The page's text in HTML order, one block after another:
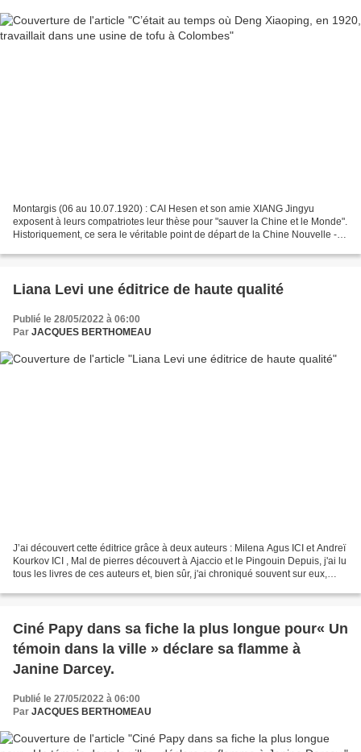
Montargis (06 au 10.07.1920) : CAI Hesen et son amie XIANG Jingyu
exposent à leurs compatriotes leur thèse pour "sauver la Chine et le Monde".
Historiquement, ce sera le véritable point de départ de la Chine Nouvelle -
Liana Levi une éditrice de haute qualité
Publié le 28/05/2022 à 06:00
Par JACQUES BERTHOMEAU
J’ai découvert cette éditrice grâce à deux auteurs : Milena Agus ICI et Andreï
Kourkov ICI , Mal de pierres découvert à Ajaccio et le Pingouin Depuis, j'ai lu
tous les livres de ces auteurs et, bien sûr, j'ai chroniqué souvent sur eux,
Ciné Papy dans sa fiche la plus longue pour« Un
témoin dans la ville » déclare sa flamme à
Janine Darcey.
Publié le 27/05/2022 à 06:00
Par JACQUES BERTHOMEAU